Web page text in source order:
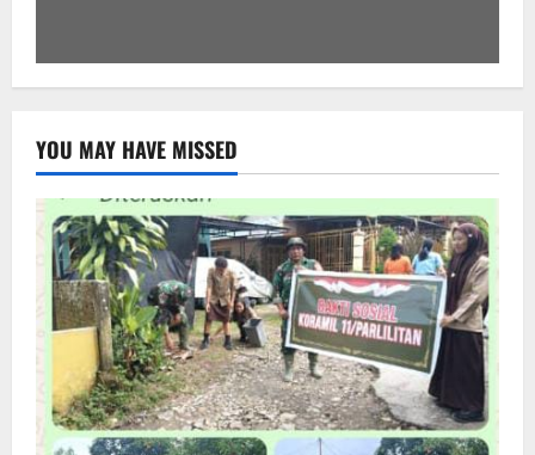
YOU MAY HAVE MISSED